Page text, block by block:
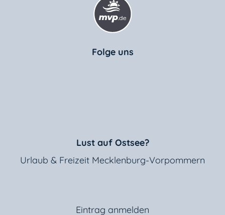
Folge uns
Lust auf Ostsee?
Urlaub & Freizeit Mecklenburg-Vorpommern
Eintrag anmelden